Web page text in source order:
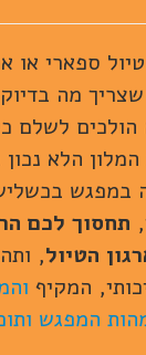
ספארי או
שצריך מה
לשלם
הלא
במפגש
תחסוך לכם
הטיול,
המקיף
המפגש